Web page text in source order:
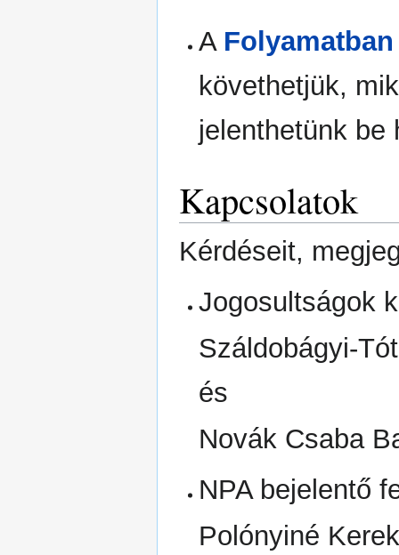
A
követhetjük,
jelenthetünk be
Kapcsolatok
Kérdéseit,
Jogosultságok
Száldobágyi-
és
Novák Csaba
NPA bejelentő
Polónyiné